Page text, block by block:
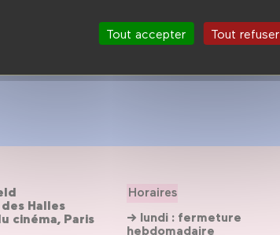
Tout accepter Tout refuser
Halles
cinéma, Paris
Horaires
→ lundi : fermeture
hebdomadaire